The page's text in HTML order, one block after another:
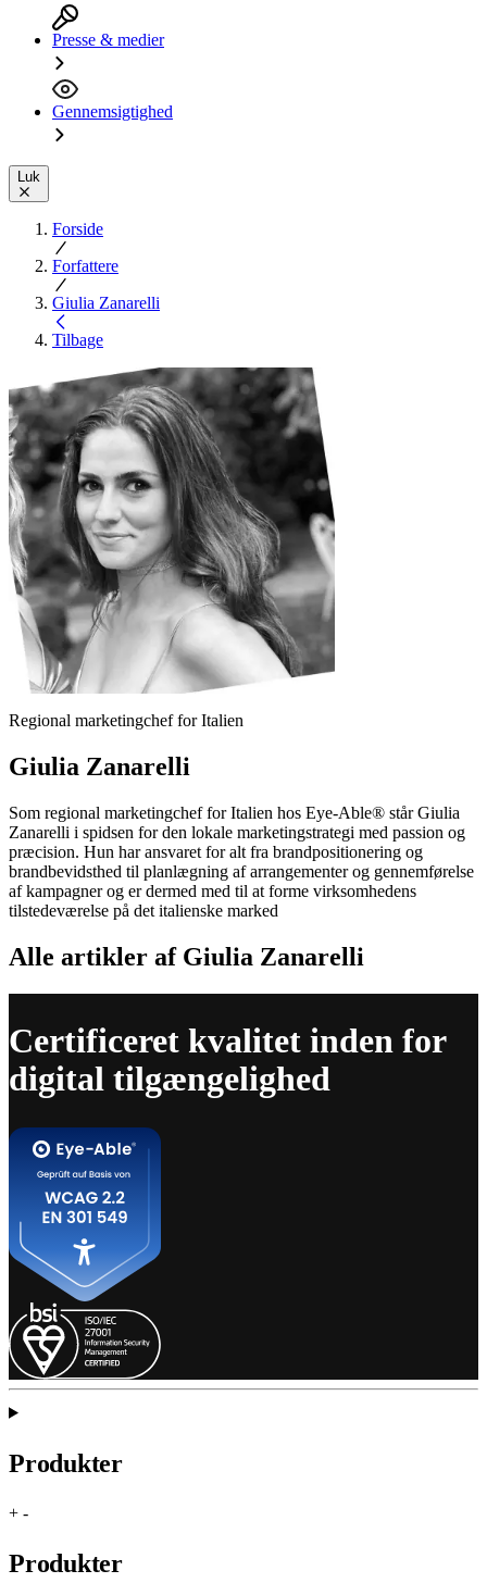
Presse & medier
Gennemsigtighed
Luk
Forside
Forfattere
Giulia Zanarelli
Tilbage
Regional marketingchef for Italien
Giulia Zanarelli
Som regional marketingchef for Italien hos Eye-Able® står Giulia
Zanarelli i spidsen for den lokale marketingstrategi med passion og
præcision. Hun har ansvaret for alt fra brandpositionering og
brandbevidsthed til planlægning af arrangementer og gennemførelse
af kampagner og er dermed med til at forme virksomhedens
tilstedeværelse på det italienske marked
Alle artikler af Giulia Zanarelli
Certificeret kvalitet inden for
digital tilgængelighed
Produkter
+ -
Produkter